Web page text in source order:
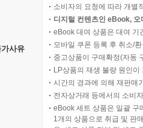
사유
소비자의 요청에 따라 개별
디지털 컨텐츠인 eBook,
eBook 대여 상품은 대여 기
모바일 쿠폰 등록 후 취소/
중고상품이 구매확정(자동
LP상품의 재생 불량 원인
시간의 경과에 의해 재판매
전자상거래 등에서의 소비
eBook 세트 상품은 일괄 구
1개의 상품으로 취급 및 판